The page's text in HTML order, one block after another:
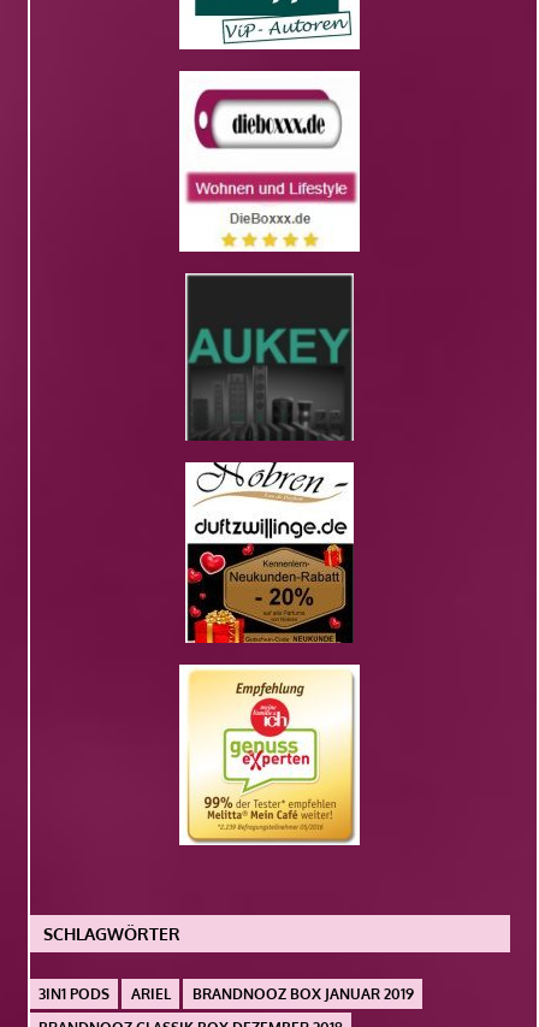
SCHLAGWÖRTER
3IN1 PODS ARIEL
BRANDNOOZ BOX JANUAR 2019